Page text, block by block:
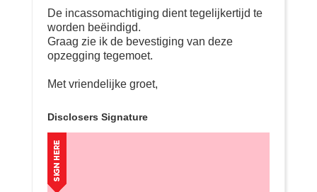
De incassomachtiging dient tegelijkertijd te
worden beëindigd.
Graag zie ik de bevestiging van deze
opzegging tegemoet.
Met vriendelijke groet,
Disclosers Signature